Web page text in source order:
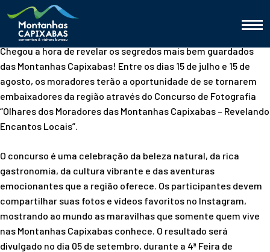
Chegou a hora de revelar os segredos mais bem guardados
das Montanhas Capixabas! Entre os dias 15 de julho e 15 de
agosto, os moradores terão a oportunidade de se tornarem
embaixadores da região através do Concurso de Fotografia
“Olhares dos Moradores das Montanhas Capixabas – Revelando
Encantos Locais”.
O concurso é uma celebração da beleza natural, da rica
gastronomia, da cultura vibrante e das aventuras
emocionantes que a região oferece. Os participantes devem
compartilhar suas fotos e vídeos favoritos no Instagram,
mostrando ao mundo as maravilhas que somente quem vive
nas Montanhas Capixabas conhece. O resultado será
divulgado no dia 05 de setembro, durante a 4ª Feira de